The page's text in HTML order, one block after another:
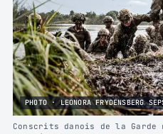
PHOTO · LEONORA FRYDENSBERG
Conscrits danois de la Garde